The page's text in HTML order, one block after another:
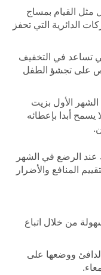
مثل القيام بمساج
الدائرية التي تحفز
تساعد في التخفيف
على تجشؤ الطفل
الأول بزيت
يسمح أبدا بإعطائه
الرضع في الشهر
المنافع والأضرار
من خلال اتباع
ووضعها على